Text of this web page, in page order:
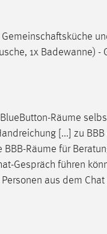
1x Badewanne) -
Räume
[...] zu
BBB-Räume für
Gespräch führen
aus dem